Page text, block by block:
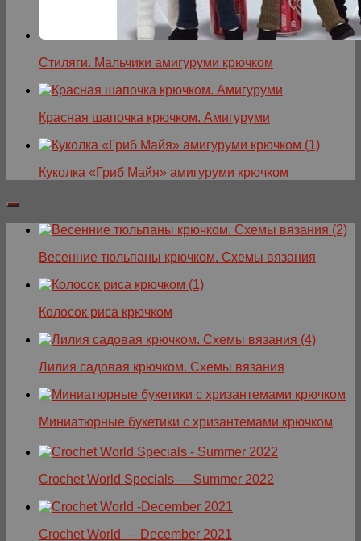
Стиляги. Мальчики амигуруми крючком
Красная шапочка крючком. Амигуруми
Куколка «Гриб Майя» амигуруми крючком
Весенние тюльпаны крючком. Схемы вязания
Колосок риса крючком
Лилия садовая крючком. Схемы вязания
Миниатюрные букетики с хризантемами крючком
Crochet World Specials — Summer 2022
Crochet World — December 2021